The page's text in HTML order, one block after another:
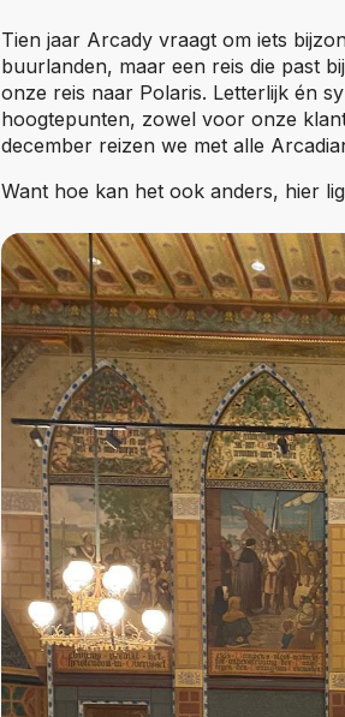
Tien jaar Arcady vraagt om iets
buurlanden, maar een reis die past
onze reis naar Polaris. Letterlijk én
hoogtepunten, zowel voor onze
december reizen we met alle
Want hoe kan het ook anders, hier